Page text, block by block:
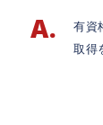
有資
取得